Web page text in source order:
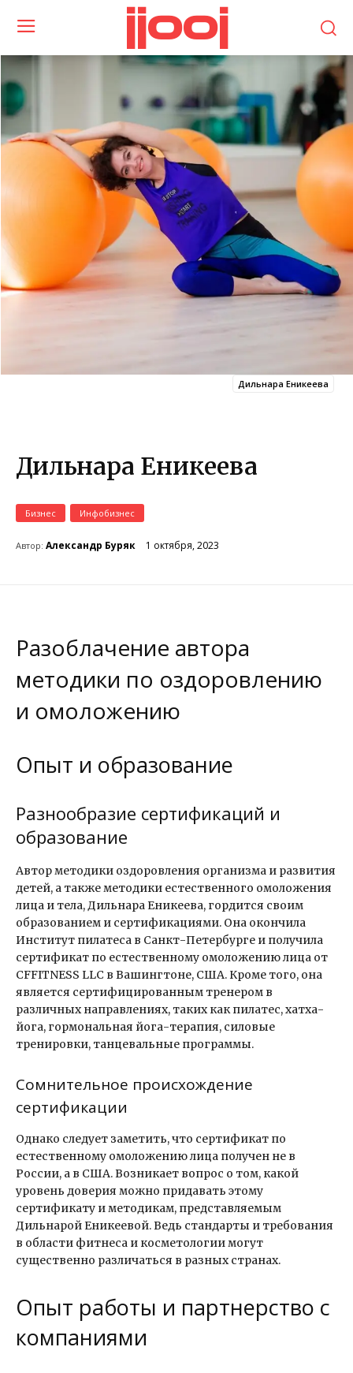
jjooj
Дильнара Еникеева
Бизнес Инфобизнес
Автор: Александр Буряк 1 октября, 2023
Дильнара Еникеева
Разоблачение автора
методики по оздоровлению
и омоложению
Опыт и образование
Разнообразие сертификаций и
образование
Автор методики оздоровления организма и развития
детей, а также методики естественного омоложения
лица и тела, Дильнара Еникеева, гордится своим
образованием и сертификациями. Она окончила
Институт пилатеса в Санкт-Петербурге и получила
сертификат по естественному омоложению лица от
CFFITNESS LLC в Вашингтоне, США. Кроме того, она
является сертифицированным тренером в
различных направлениях, таких как пилатес, хатха-
йога, гормональная йога-терапия, силовые
тренировки, танцевальные программы.
Сомнительное происхождение
сертификации
Однако следует заметить, что сертификат по
естественному омоложению лица получен не в
России, а в США. Возникает вопрос о том, какой
уровень доверия можно придавать этому
сертификату и методикам, представляемым
Дильнарой Еникеевой. Ведь стандарты и требования
в области фитнеса и косметологии могут
существенно различаться в разных странах.
Опыт работы и партнерство с
компаниями